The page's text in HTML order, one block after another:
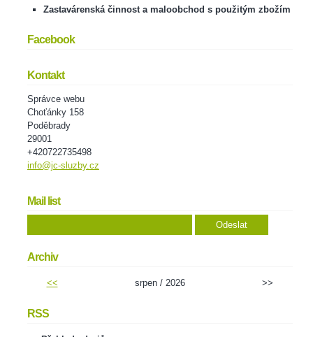
Zastavárenská činnost a maloobchod s použitým zbožím
Facebook
Kontakt
Správce webu
Choťánky 158
Poděbrady
29001
+420722735498
info@jc-sluzby.cz
Mail list
Archiv
<< srpen / 2026 >>
RSS